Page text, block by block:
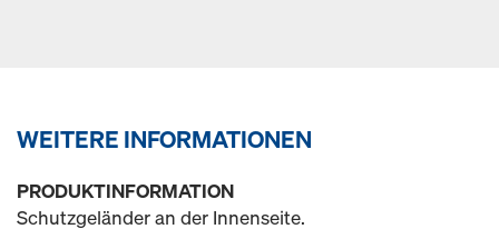
WEITERE INFORMATIONEN
PRODUKTINFORMATION
Schutzgeländer an der Innenseite.